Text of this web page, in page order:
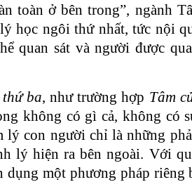
toàn ở bên trong”, ngành
học ngôi thứ nhất, tức nội
quan sát và người được
ba, như trường hợp Tâm
không có gì cả, không có
lý con người chỉ là những
lý hiện ra bên ngoài. Với
dụng một phương pháp riêng